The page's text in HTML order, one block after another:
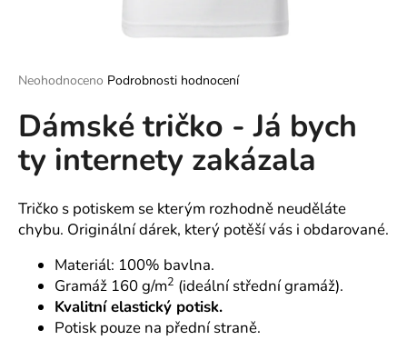
Průměrné
produktu
je
0,0
z
hvězdiček.
Neohodnoceno Podrobnosti hodnocení
Dámské tričko - Já bych
ty internety zakázala
Tričko s potiskem se kterým rozhodně neuděláte
chybu. Originální dárek, který potěší vás i obdarované.
Materiál: 100% bavlna.
Gramáž 160 g/m2 (ideální střední gramáž).
Kvalitní elastický potisk.
Potisk pouze na přední straně.
í
t
?
HLEDAT